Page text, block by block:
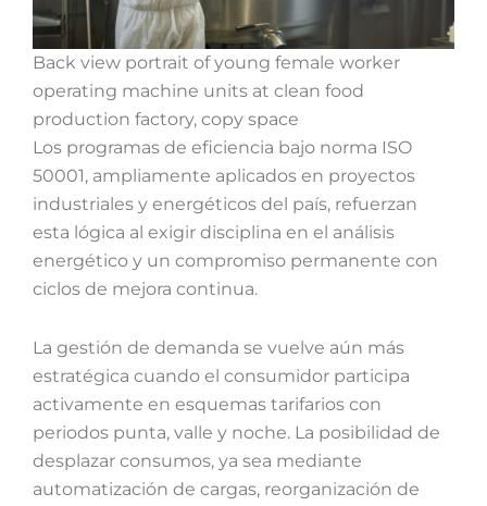
Back view portrait of young female worker
operating machine units at clean food
production factory, copy space
Los programas de eficiencia bajo norma ISO
50001, ampliamente aplicados en proyectos
industriales y energéticos del país, refuerzan
esta lógica al exigir disciplina en el análisis
energético y un compromiso permanente con
ciclos de mejora continua.
La gestión de demanda se vuelve aún más
estratégica cuando el consumidor participa
activamente en esquemas tarifarios con
periodos punta, valle y noche. La posibilidad de
desplazar consumos, ya sea mediante
automatización de cargas, reorganización de